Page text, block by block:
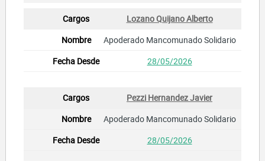
Lozano Quijano Alberto
Apoderado Mancomunado Solidario
28/05/2026
Pezzi Hernandez Javier
Apoderado Mancomunado Solidario
28/05/2026